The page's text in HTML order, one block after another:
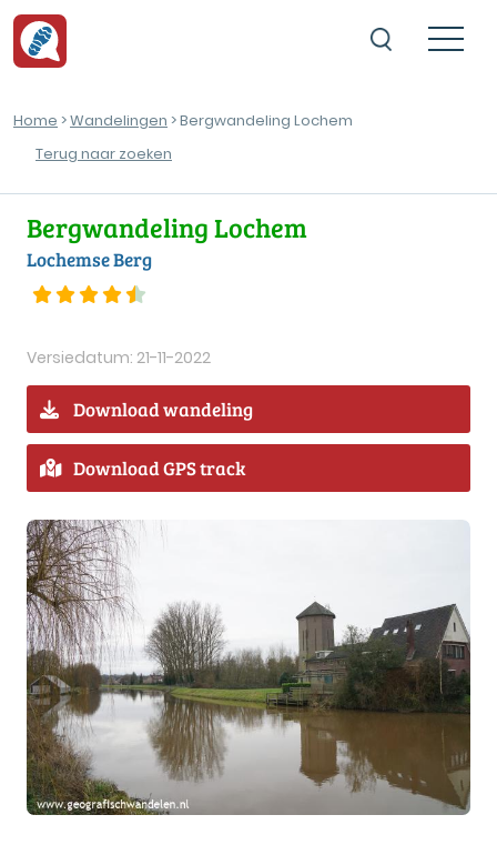
Home >Wandelingen > Bergwandeling Lochem
Terug naar zoeken
Bergwandeling Lochem
Lochemse Berg
Versiedatum: 21-11-2022
Download wandeling
Download GPS track